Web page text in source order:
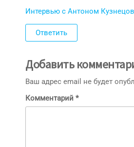
Интервью с Антоном
Ответить
Добавить
Ваш адрес email не будет
Комментарий *